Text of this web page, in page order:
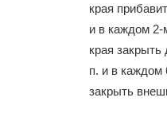
края
и в каждом 2-
края
п. и в каждом
закрыть